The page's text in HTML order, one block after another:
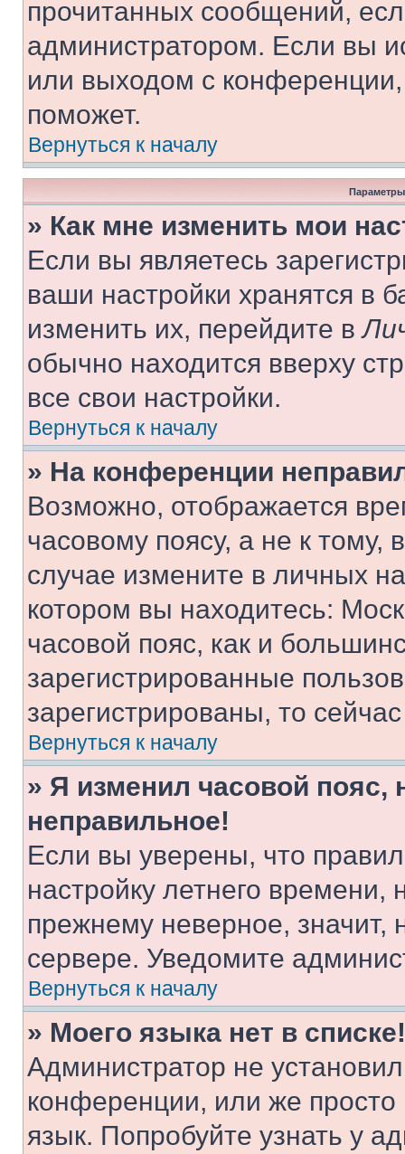
прочитанных сообщений,
администратором. Если вы
или выходом с
поможет.
Вернуться к началу
Параметры
» Как мне изменить мои
Если вы являетесь
ваши настройки хранятся в
изменить их, перейдите в
обычно находится вверху
все свои настройки.
Вернуться к началу
» На конференции
Возможно, отображается
часовому поясу, а не к тому,
случае измените в личных
котором вы находитесь:
часовой пояс, как и
зарегистрированные
зарегистрированы, то
Вернуться к началу
» Я изменил часовой пояс,
неправильное!
Если вы уверены, что
настройку летнего
прежнему неверное, значит,
сервере. Уведомите
Вернуться к началу
» Моего языка нет в списке!
Администратор не
конференции, или же
язык. Попробуйте узнать у